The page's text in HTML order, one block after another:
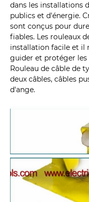
dans les installations
publics et d'énergie.
sont conçus pour
fiables. Les rouleaux
installation facile et il
guider et protéger les
Rouleau de câble de
deux câbles, câbles
d'ange.